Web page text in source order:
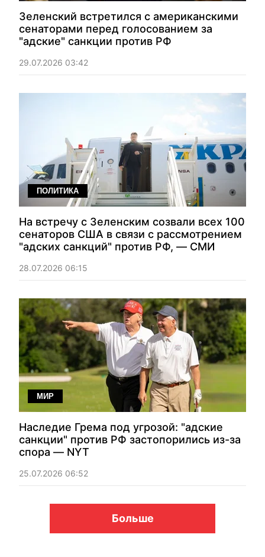
Зеленский встретился с американскими
сенаторами перед голосованием за
"адские" санкции против РФ
29.07.2026 03:42
ПОЛИТИКА
На встречу с Зеленским созвали всех 100
сенаторов США в связи с рассмотрением
"адских санкций" против РФ, — СМИ
28.07.2026 06:15
МИР
Наследие Грема под угрозой: "адские
санкции" против РФ застопорились из-за
спора — NYT
25.07.2026 06:52
Больше